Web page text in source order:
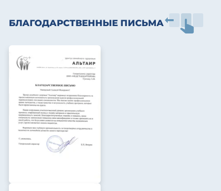
БЛАГОДАРСТВЕННЫЕ ПИСЬМА